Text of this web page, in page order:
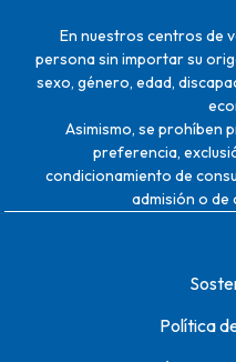
En nuestros centros de
persona sin importar su
sexo, género, edad,
Asimismo, se prohíben
preferencia,
condicionamiento de
admisión o de
Política